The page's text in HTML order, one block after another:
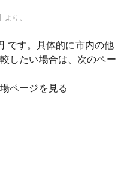
り。
です。具体的に市内の他
したい場合は、次のペー
ページを見る